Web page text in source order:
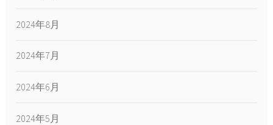
2024年8月
2024年7月
2024年6月
2024年5月